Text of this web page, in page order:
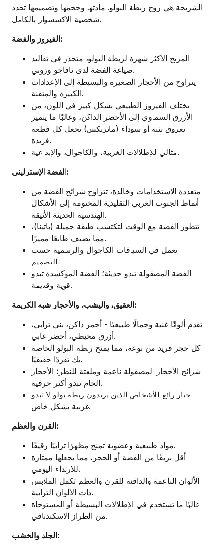
الشريحة هي روح ربطة البولو. مادتها وحجمها وتصميمها تحدد
شخصية الإكسسوار بالكامل.
الفيروز والفضة:
المزيج الأكثر شهرة لربطة البولو، متجذر في تقاليد
صياغة الفضة لدى نافاجو وزوني.
يتراوح من الأحجار الصغيرة والبسيطة إلى الإعدادات
الكبيرة والمتقنة.
يختلف الفيروز الطبيعي بشكل كبير في اللون، من
الأزرق السماوي إلى الأخضر الداكن، وغالبًا ما يتميز
بعروق بنية أو سوداء (ماتريكس) تجعل كل قطعة
فريدة.
مثالي للإطلالات الغربية، والكاجوال، والإبداعية.
الفضة الإسترليني:
متعددة الاستخدامات وخالدة، تتراوح شرائح الفضة من
أنماط الجنوب الغربي التقليدية المختومة إلى الأشكال
الهندسية الحديثة الأنيقة.
تتطور الفضة مع الوقت لتكتسب طبقة جميلة (باتينا)،
مما يضيف طابعًا مميزًا.
تعمل في السياقات الكاجوال والرسمية حسب
التصميم.
الفضة المصقولة تبدو حديثة؛ الفضة المؤكسدة تبدو
قوية وقديمة.
العقيق، واليشب، والأحجار شبه الكريمة:
تقدم ألوانًا غنية وجمالًا طبيعيًا - أحمر داكن، بني ترابي،
أزرق محيطي، أخضر غابي.
كل حجر فريد من نوعه، مما يمنح ربطة البولو الخاصة
بك تفردًا حقيقيًا.
شرائح الأحجار المصقولة ناعمة وملفتة للنظر؛ الأحجار
الخام تبدو أكثر حرفية.
خيار رائع للأشخاص الذين يريدون ربطة بولو لا تبدو
غربية بشكل خاص.
القرن والعظم:
مواد طبيعية وعضوية تمنح مظهرًا ترابيًا رقيقًا.
أقل بريقًا من الفضة أو الحجر، مما يجعلها ممتازة
للارتداء اليومي.
الألوان الناعمة والدافئة للقرن والعظم تكمل الملابس
ذات الألوان الترابية.
غالبًا ما تستخدم في الإطلالات البسيطة أو المستوحاة
من الطراز الاسكندنافي.
الجلد والخشب: